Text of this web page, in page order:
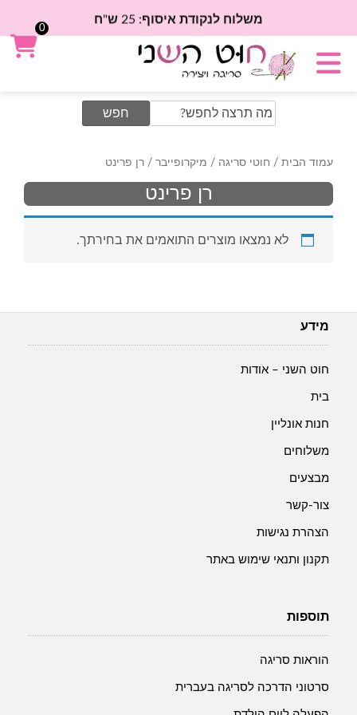
משלוח לנקודת איסוף: 25 ש"ח
Search
for:
עמוד הבית / חוטי סריגה / מיקרופייבר / רן פרינט
רן פרינט
לא נמצאו מוצרים התואמים את בחירתך.
מידע
חוט השני – אודות
בית
חנות אונליין
משלוחים
מבצעים
צור-קשר
הצהרת נגישות
תקנון ותנאי שימוש באתר
תוספות
הוראות סריגה
סרטוני הדרכה לסריגה בעברית
0